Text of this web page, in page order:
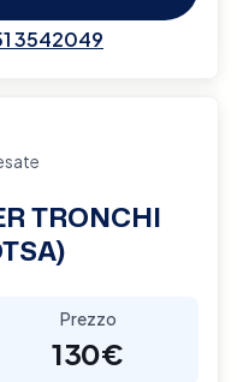
3542049
TRONCHI
Prezzo
130€